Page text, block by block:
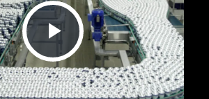
Play Video